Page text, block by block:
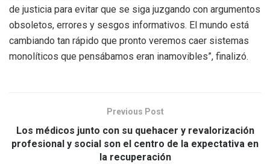
de justicia para evitar que se siga juzgando con argumentos
obsoletos, errores y sesgos informativos. El mundo está
cambiando tan rápido que pronto veremos caer sistemas
monolíticos que pensábamos eran inamovibles”, finalizó.
Previous Post
Los médicos junto con su quehacer y revalorización
profesional y social son el centro de la expectativa en
la recuperación